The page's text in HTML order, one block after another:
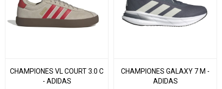
CHAMPIONES VL COURT 3.0 C
- ADIDAS
CHAMPIONES GALAXY 7 M -
ADIDAS